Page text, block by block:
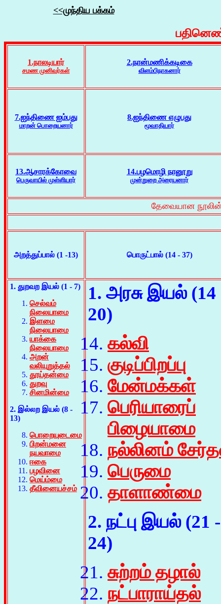
<<முந்திய பக்கம்
1.நாலடியார்
சமண முனிவர்கள்
2.நான்மணிக்கடிகை
விளம்பிநாகனார்
7.ஐந்திணை ஐம்பது
மாறன் பொறையனார்
8.ஐந்திணை எழுபது
மூவாதியார்
13.ஆசாரக்கோவை
பெருவாயில் முள்ளியார்
14.பழமொழி நானூறு
முன்றுறை அரையனார்
தேவையான
அறத்துப்பால் (1 -13) பொருட்பால் (14 - 37)
1. துறவற இயல் (1 - 7)
செல்வம்
நிலையாமை
இளமை
நிலையாமை
யாக்கை
நிலையாமை
அறன்
வலியுறுத்தல்
தூய்தன்மை
துறவு
சினமின்மை
2. இல்லற இயல் (8 -
13)
பொறையுடைமை
பிறன்மனை
நயவாமை
ஈகை
பழவினை
மெய்ம்மை
தீவினையச்சம்
1. அரசு இயல் (14
20)
கல்வி
குடிப்பிறப்பு
மேன்மக்கள்
பெரியாரைப்
பிழையாமை
நல்லினம்
பெருமை
தாளாண்மை
2. நட்பு இயல் (21 -
24)
சுற்றம் தழால்
நட்பாராய்தல்